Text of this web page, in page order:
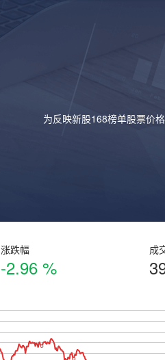
为反映新股168榜单股票价
涨跌幅
-2.96 %
成